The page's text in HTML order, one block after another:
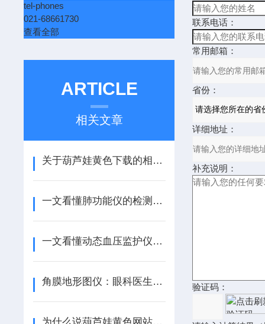
tel-phones
021-68661730
查看全部
ARTICLE
相关文章
关于葫芦娃黄色下载的相关知识你了解多少呢？
一文看懂肺功能仪的检测流程和注意事项
一文看懂动态血压监护仪的三个使用意义
角膜地形图仪：眼科医生的得力助手
联系电话：
常用邮箱：
省份：
详细地址：
补充说明：
验证码：